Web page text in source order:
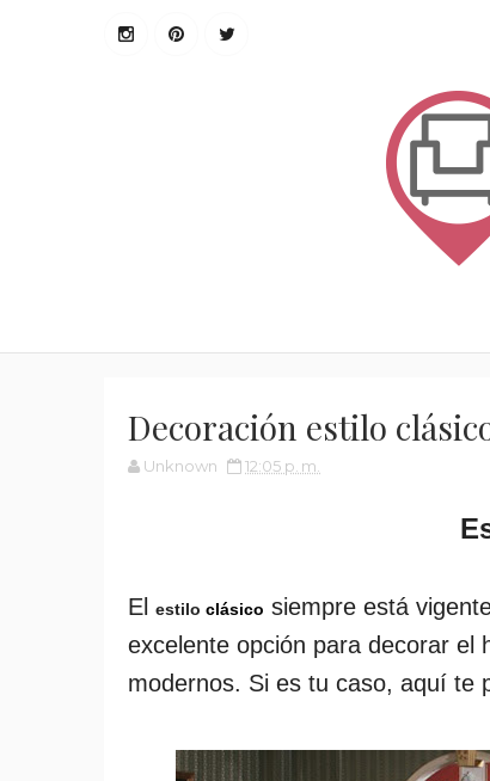
Decoración estilo
Unknown 12:05 p. m.
El estilo clásico siempre está
excelente opción para decorar el
modernos. Si es tu caso, aquí te